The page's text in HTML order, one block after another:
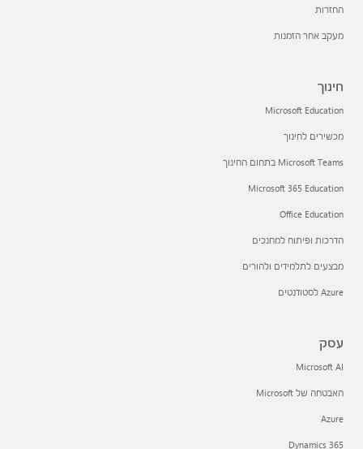
החזרות
מעקב אחר הזמנות
חינוך
Microsoft Education
מכשירים לחינוך
Microsoft Teams בתחום החינוך
Microsoft 365 Education
Office Education
הדרכות ופיתוח למחנכים
מבצעים לתלמידים ולהורים
Azure לסטודנטים
עסק
Microsoft AI
האבטחה של Microsoft
Azure
Dynamics 365